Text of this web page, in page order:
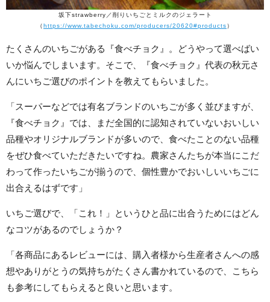
坂下strawberry／削りいちごとミルクのジェラート
（https://www.tabechoku.com/producers/20620#products）
たくさんのいちごがある『食べチョク』。どうやって選べばい
いか悩んでしまいます。そこで、『食べチョク』代表の秋元さ
んにいちご選びのポイントを教えてもらいました。
「スーパーなどでは有名ブランドのいちごが多く並びますが、
『食べチョク』では、まだ全国的に認知されていないおいしい
品種やオリジナルブランドが多いので、食べたことのない品種
をぜひ食べていただきたいですね。農家さんたちが本当にこだ
わって作ったいちごが揃うので、個性豊かでおいしいいちごに
出合えるはずです」
いちご選びで、「これ！」というひと品に出合うためにはどん
なコツがあるのでしょうか？
「各商品にあるレビューには、購入者様から生産者さんへの感
想やありがとうの気持ちがたくさん書かれているので、こちら
も参考にしてもらえると良いと思います。